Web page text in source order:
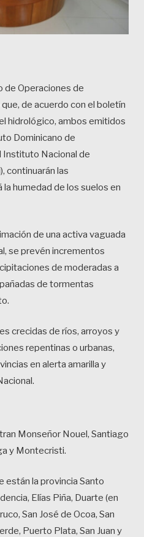
de Operaciones de
de acuerdo con el boletín
hidrológico, ambos emitidos
Dominicano de
Nacional de
continuarán las
humedad de los suelos en
de una activa vaguada
se prevén incrementos
de moderadas a
de tormentas
crecidas de ríos, arroyos y
repentinas o urbanas,
en alerta amarilla y
Monseñor Nouel, Santiago
y Montecristi.
están la provincia Santo
Elías Piña, Duarte (en
San José de Ocoa, San
Puerto Plata, San Juan y